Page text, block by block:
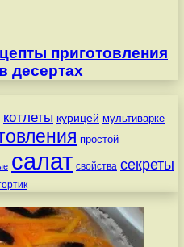
приготовления
десертах
котлеты курицей мультиварке
простой
салат свойства секреты